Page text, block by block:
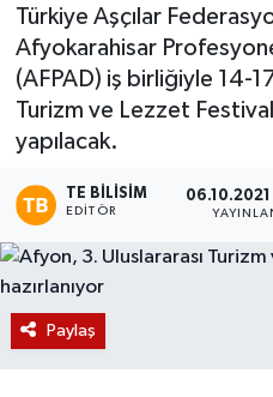
Türkiye Aşçılar
Afyokarahisar
(AFPAD) iş birliğiyle 14-
Turizm ve Lezzet
yapılacak.
TE BILISIM
EDITÖR
Paylaş
Ekonomi
Magazin
Etkinlikler